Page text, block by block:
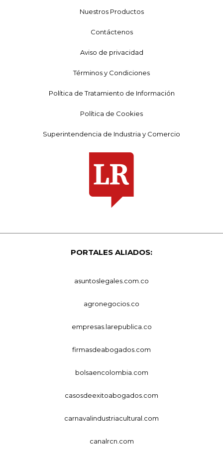
Nuestros Productos
Contáctenos
Aviso de privacidad
Términos y Condiciones
Política de Tratamiento de Información
Política de Cookies
Superintendencia de Industria y Comercio
PORTALES ALIADOS:
asuntoslegales.com.co
agronegocios.co
empresas.larepublica.co
firmasdeabogados.com
bolsaencolombia.com
casosdeexitoabogados.com
carnavalindustriacultural.com
canalrcn.com